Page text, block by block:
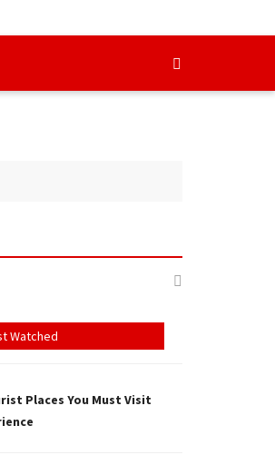
Watched
Places You Must Visit